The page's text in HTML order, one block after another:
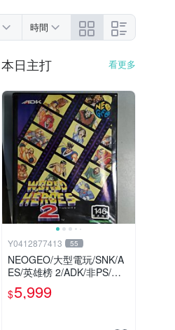
時間
本日主打 看更多
Y0412877413 55
NEOGEO/大型電玩/SNK/A
ES/英雄榜 2/ADK/非PS/對
戰/街機/MVS/非PCGAME/
電玩軟體/電動/非大宇/非軟
$5,999